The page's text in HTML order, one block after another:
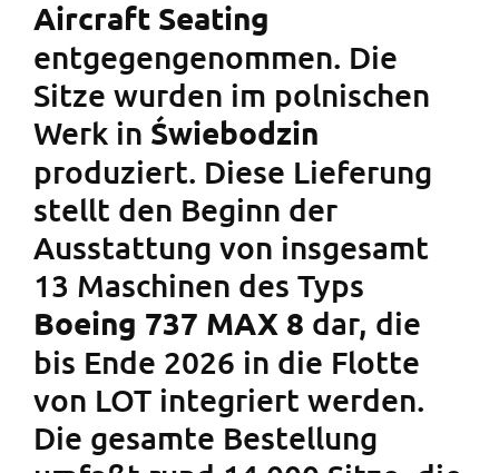
Aircraft Seating
entgegengenommen. Die
Sitze wurden im polnischen
Werk in Świebodzin
produziert. Diese Lieferung
stellt den Beginn der
Ausstattung von insgesamt
13 Maschinen des Typs
Boeing 737 MAX 8 dar, die
bis Ende 2026 in die Flotte
von LOT integriert werden.
Die gesamte Bestellung